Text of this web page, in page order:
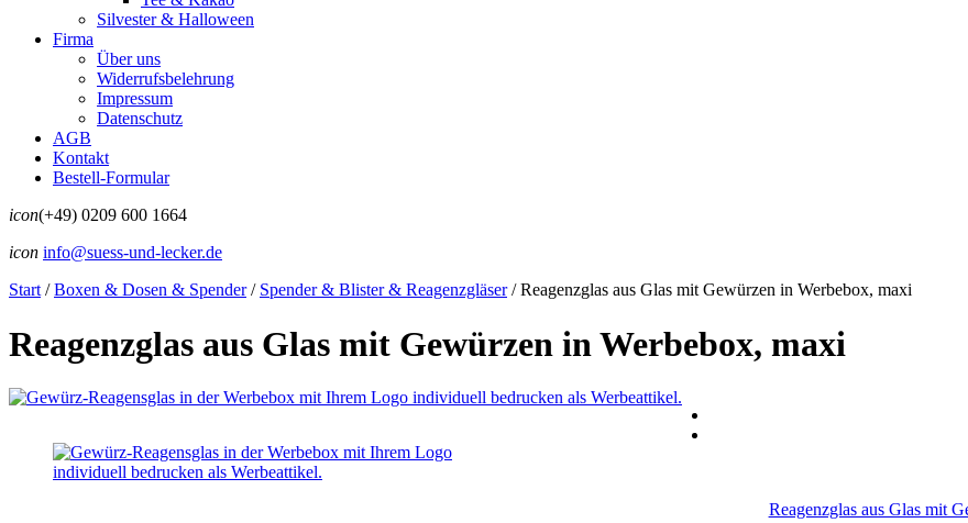
Silvester & Halloween
Firma
Über uns
Widerrufsbelehrung
Impressum
Datenschutz
AGB
Kontakt
Bestell-Formular
icon(+49) 0209 600 1664
icon info@suess-und-lecker.de
Start / Boxen & Dosen & Spender / Spender & Blister & Reagenzgläser /Reagenzglas aus Glas mit Gewürzen in Werbebox, maxi
Reagenzglas aus Glas mit Gewürzen in Werbebox, maxi
Reagenzglas aus Glas mit